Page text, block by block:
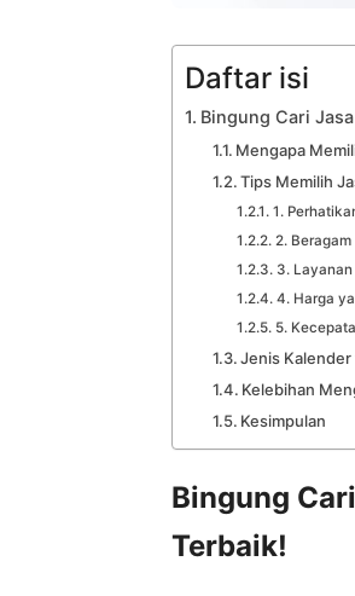
Daftar isi
Bingung Cari
Mengapa
Tips Memilih
1.
2.
3.
4. Harga
5.
Jenis Kalender
Kelebihan
Kesimpulan
Bingung
Terbaik!